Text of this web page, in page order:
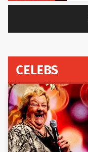
CELEBS